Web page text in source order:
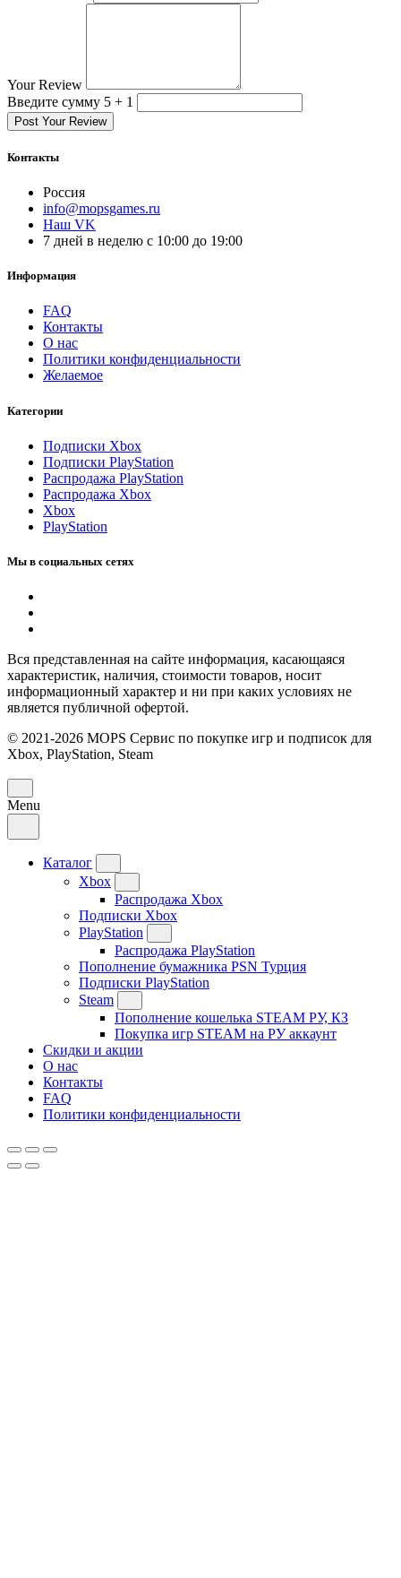
Your Review
Введите сумму 5 + 1
Post Your Review
Контакты
Россия
info@mopsgames.ru
Наш VK
7 дней в неделю с 10:00 до 19:00
Информация
FAQ
Контакты
О нас
Политики конфиденциальности
Желаемое
Категории
Подписки Xbox
Подписки PlayStation
Распродажа PlayStation
Распродажа Xbox
Xbox
PlayStation
Мы в социальных сетях
Вся представленная на сайте информация, касающаяся
характеристик, наличия, стоимости товаров, носит
информационный характер и ни при каких условиях не
является публичной офертой.
© 2021-2026 MOPS Сервис по покупке игр и подписок для
Xbox, PlayStation, Steam
Menu
Каталог
Xbox
Распродажа Xbox
Подписки Xbox
PlayStation
Распродажа PlayStation
Пополнение бумажника PSN Турция
Подписки PlayStation
Steam
Пополнение кошелька STEAM РУ, КЗ
Покупка игр STEAM на РУ аккаунт
Скидки и акции
О нас
Контакты
FAQ
Политики конфиденциальности